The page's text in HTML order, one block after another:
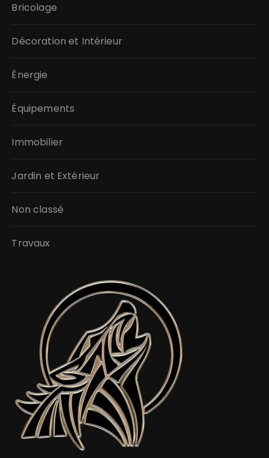
Bricolage
Décoration et Intérieur
Énergie
Équipements
Immobilier
Jardin et Extérieur
Non classé
Travaux